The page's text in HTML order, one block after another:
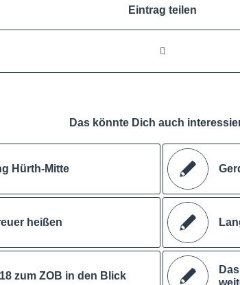
Eintrag teilen
Das könnte Dich auch
Hürth-Mitte
heißen
zum ZOB in den Blick